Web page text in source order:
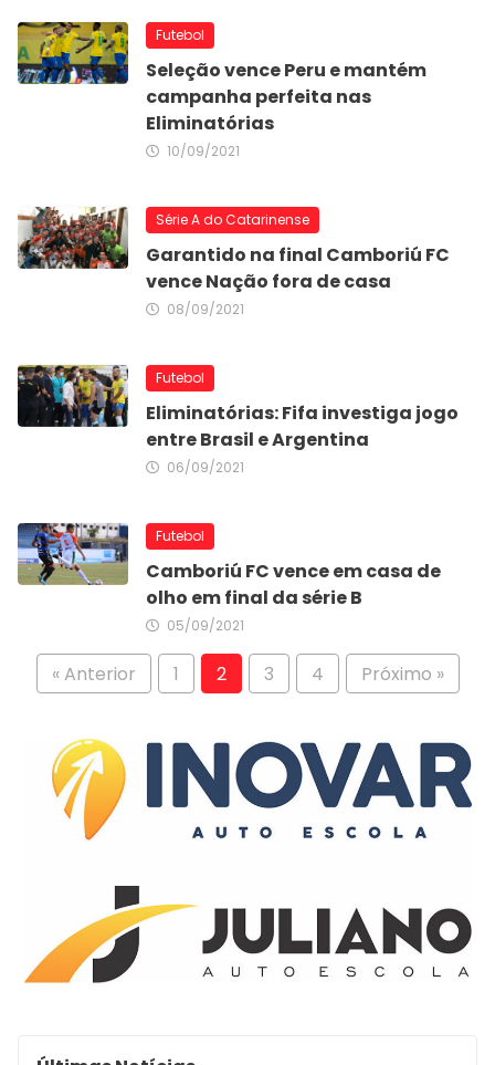
Futebol
Seleção vence Peru e mantém
campanha perfeita nas
Eliminatórias
10/09/2021
Série A do Catarinense
Garantido na final Camboriú FC
vence Nação fora de casa
08/09/2021
Futebol
Eliminatórias: Fifa investiga jogo
entre Brasil e Argentina
06/09/2021
Futebol
Camboriú FC vence em casa de
olho em final da série B
05/09/2021
« Anterior 1 2 3 4 Próximo »